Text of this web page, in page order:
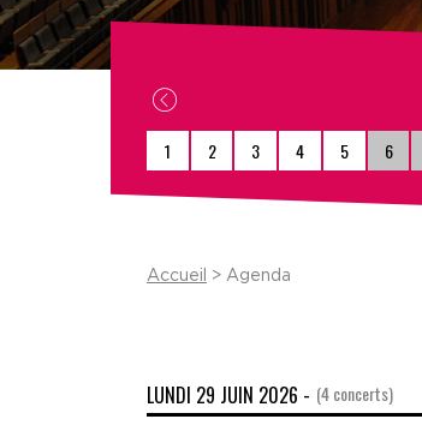
1 2 3 4 5 6
Accueil > Agenda
LUNDI 29 JUIN 2026 - (4 concerts)